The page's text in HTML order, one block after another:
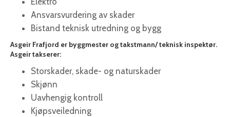
Ansvarsvurdering av skader
Bistand teknisk utredning og bygg
Asgeir Frafjord er byggmester og takstmann/ teknisk inspektør.
Asgeir takserer:
Storskader, skade- og naturskader
Skjønn
Uavhengig kontroll
Kjøpsveiledning